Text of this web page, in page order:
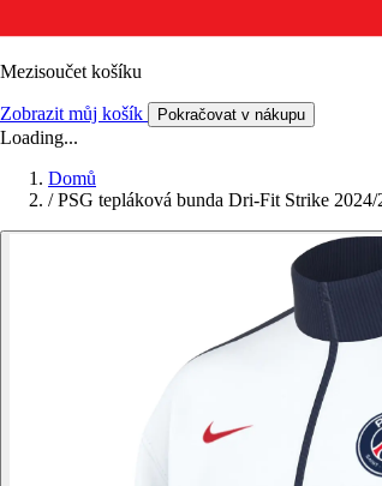
Mezisoučet košíku
Zobrazit můj košík Pokračovat v nákupu
Loading...
Domů
/ PSG tepláková bunda Dri-Fit Strike 2024/